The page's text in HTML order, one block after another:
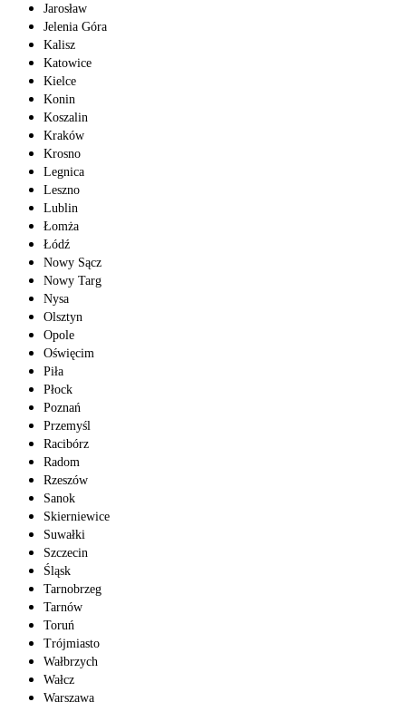
Jarosław
Jelenia Góra
Kalisz
Katowice
Kielce
Konin
Koszalin
Kraków
Krosno
Legnica
Leszno
Lublin
Łomża
Łódź
Nowy Sącz
Nowy Targ
Nysa
Olsztyn
Opole
Oświęcim
Piła
Płock
Poznań
Przemyśl
Racibórz
Radom
Rzeszów
Sanok
Skierniewice
Suwałki
Szczecin
Śląsk
Tarnobrzeg
Tarnów
Toruń
Trójmiasto
Wałbrzych
Wałcz
Warszawa